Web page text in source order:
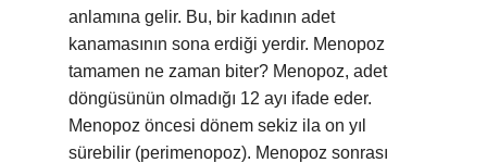
anlamına gelir. Bu, bir kadının adet
kanamasının sona erdiği yerdir. Menopoz
tamamen ne zaman biter? Menopoz, adet
döngüsünün olmadığı 12 ayı ifade eder.
Menopoz öncesi dönem sekiz ila on yıl
sürebilir (perimenopoz). Menopoz sonrası